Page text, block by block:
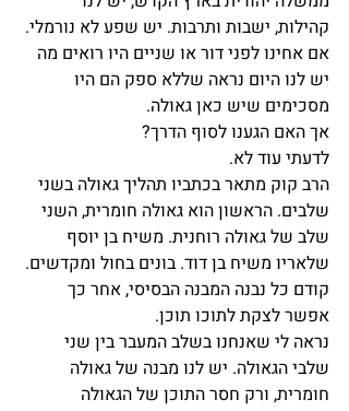
קהילות, ישבות ותרבות. יש שפע לא נורמלי.
אם אחינו לפני דור או שניים היו רואים מה
יש לנו היום נראה שללא ספק הם היו
מסכימים שיש כאן גאולה.
אך האם הגענו לסוף הדרך?
לדעתי עוד לא.
הרב קוק מתאר בכתביו תהליך גאולה בשני
שלבים. הראשון הוא גאולה חומרית, השני
שלב של גאולה רוחנית. משיח בן יוסף
שלאריו משיח בן דוד. בונים בחול ומקדשים.
קודם כל נבנה המבנה הבסיסי, אחר כך
אפשר לצקת לתוכו תוכן.
נראה לי שאנחנו בשלב המעבר בין שני
שלבי הגאולה. יש לנו מבנה של גאולה
חומרית, ורק חסר התוכן של הגאולה